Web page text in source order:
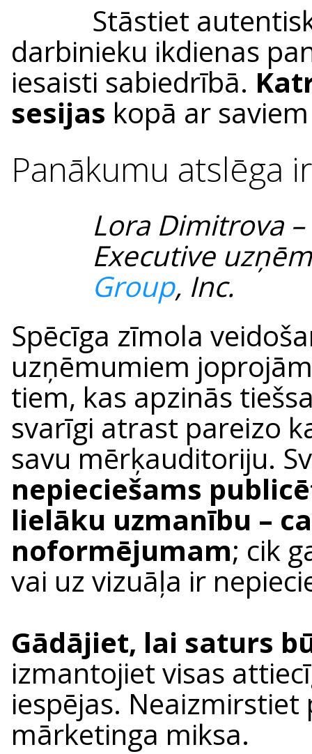
Stāstiet
darbinieku ikdienas
iesaisti sabiedrībā.
sesijas kopā ar
Panākumu atslēga
Lora Dimitrova
Executive
Group, Inc.
Spēcīga zīmola
uzņēmumiem
tiem, kas apzinās
svarīgi atrast pareizo
savu mērķauditoriju.
nepieciešams
lielāku uzmanību –
noformējumam; cik
vai uz vizuāļa ir
Gādājiet, lai saturs
izmantojiet visas
iespējas.
mārketinga miksa.